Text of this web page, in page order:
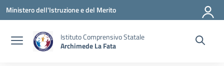
Vai ai contenuti
Vai al menu di navigazione
Vai al footer
Ministero dell'Istruzione e del Merito
Istituto Comprensivo Statale
Archimede La Fata